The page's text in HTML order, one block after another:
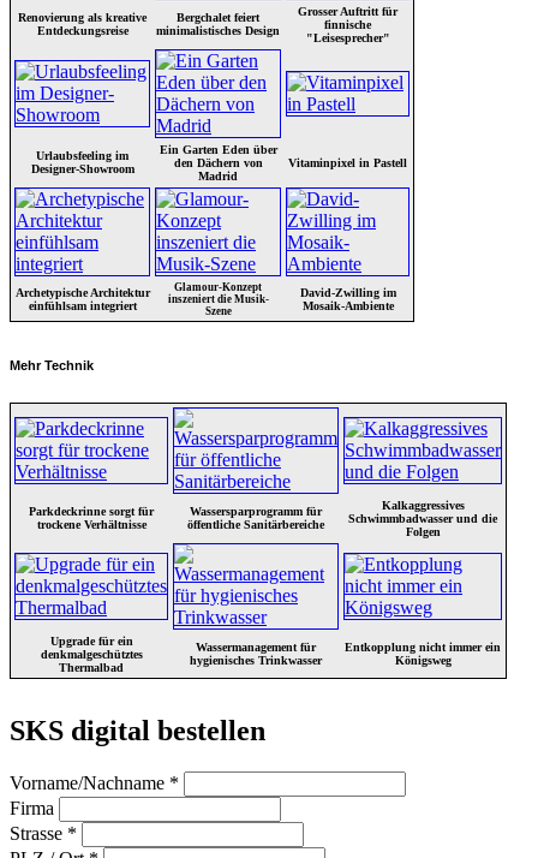
Renovierung als kreative
Entdeckungsreise
Bergchalet feiert
minimalistisches Design
Grosser Auftritt für
finnische
"Leisesprecher"
Urlaubsfeeling im
Designer-Showroom
Ein Garten Eden über
den Dächern von
Madrid
Vitaminpixel in Pastell
Archetypische Architektur
einfühlsam integriert
Glamour-Konzept
inszeniert die Musik-
Szene
David-Zwilling im
Mosaik-Ambiente
Mehr Technik
Parkdeckrinne sorgt für
trockene Verhältnisse
Wassersparprogramm für
öffentliche Sanitärbereiche
Kalkaggressives
Schwimmbadwasser und die
Folgen
Upgrade für ein
denkmalgeschütztes
Thermalbad
Wassermanagement für
hygienisches Trinkwasser
Entkopplung nicht immer ein
Königsweg
SKS digital bestellen
Vorname/Nachname *
Firma
Strasse *